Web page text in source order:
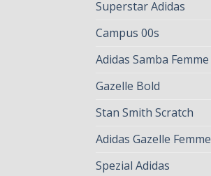
Superstar Adidas
Campus 00s
Adidas Samba Femme
Gazelle Bold
Stan Smith Scratch
Adidas Gazelle Femme
Spezial Adidas